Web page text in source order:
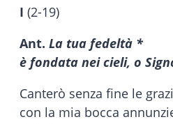
I (2-19)
Ant. La tua fedeltà *
è fondata nei cieli, o
Canterò senza fine le
con la mia bocca